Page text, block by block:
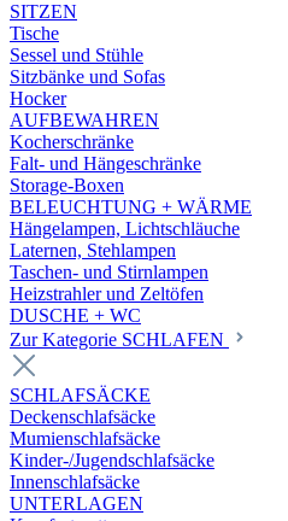
SITZEN
Tische
Sessel und Stühle
Sitzbänke und Sofas
Hocker
AUFBEWAHREN
Kocherschränke
Falt- und Hängeschränke
Storage-Boxen
BELEUCHTUNG + WÄRME
Hängelampen, Lichtschläuche
Laternen, Stehlampen
Taschen- und Stirnlampen
Heizstrahler und Zeltöfen
DUSCHE + WC
Zur Kategorie SCHLAFEN
SCHLAFSÄCKE
Deckenschlafsäcke
Mumienschlafsäcke
Kinder-/Jugendschlafsäcke
Innenschlafsäcke
UNTERLAGEN